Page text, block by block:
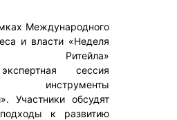
Международного
и власти «Неделя
Ритейла»
сессия
инструменты
Участники обсудят
к развитию